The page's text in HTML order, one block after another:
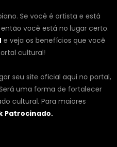
Se você é artista e está
você está no lugar certo.
e veja os benefícios que você
cultural!
seu site oficial aqui no portal,
uma forma de fortalecer
cultural. Para maiores
Patrocinado.